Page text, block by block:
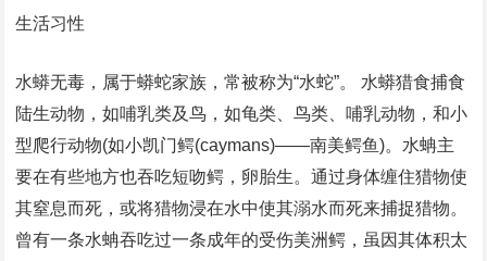
生活习性
水蟒无毒，属于蟒蛇家族，常被称为“水蛇”。 水蟒猎食捕食
陆生动物，如哺乳类及鸟，如龟类、鸟类、哺乳动物，和小
型爬行动物(如小凯门鳄(caymans)――南美鳄鱼)。水蚺主
要在有些地方也吞吃短吻鳄，卵胎生。通过身体缠住猎物使
其窒息而死，或将猎物浸在水中使其溺水而死来捕捉猎物。
曾有一条水蚺吞吃过一条成年的受伤美洲鳄，虽因其体积太